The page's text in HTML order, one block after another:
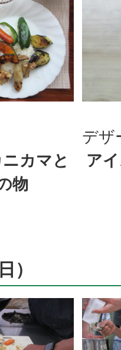
カマと
物
デザ
ア
）